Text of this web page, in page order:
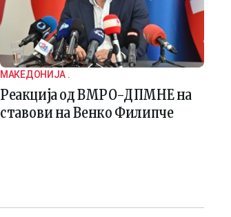
МАКЕДОНИЈА .
Реакција од ВМРО-ДПМНЕ на
ставови на Венко Филипче